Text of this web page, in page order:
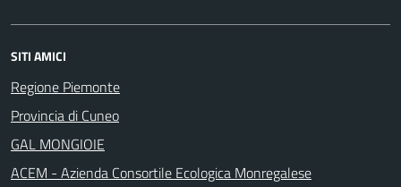
SITI AMICI
Regione Piemonte
Provincia di Cuneo
GAL MONGIOIE
ACEM - Azienda Consortile Ecologica Monregalese